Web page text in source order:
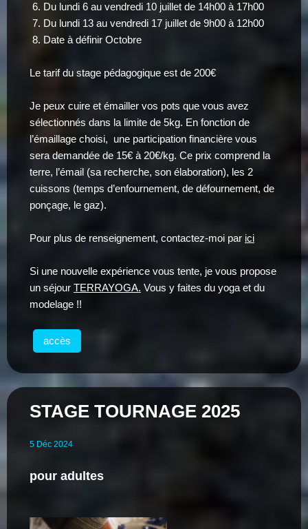
Du lundi 6 au vendredi 10 juillet de 14h00 à 17h00
Du lundi 13 au vendredi 17 juillet de 9h00 à 12h00
Date à définir Octobre
Le tarif du stage pédagogique est de 200€
Je peux cuire et émailler vos pots que vous avez
sélectionnés dans la limite de 5kg. En fonction de
l’émaillage choisi, une participation financière vous
sera demandée de 15€ à 20€/kg. Ce prix comprend la
terre, l’émail (sa recherche, son élaboration), les 2
cuissons (temps d’enfournement, de défournement, de
ponçage, le gaz).
Pour plus de renseignement, contactez-moi par ici
Si une nouvelle expérience vous tente, je vous propose
un séjour TERRAYOGA. Vous y faites du yoga et du
modelage !!
accès
STAGE TOURNAGE 2025
5 Déc 2024
pour adultes